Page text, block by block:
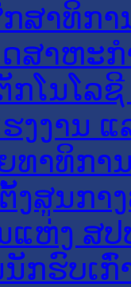
ສາທິກາ
ສາຫະ
ກໂນໂລ
ງງານ
ທາທິກາ
ງສູນກາ
ແຫ່ງ ສປ
ກຮົບເກົ່